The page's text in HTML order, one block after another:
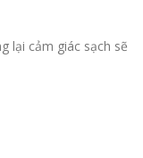
lại cảm giác sạch sẽ